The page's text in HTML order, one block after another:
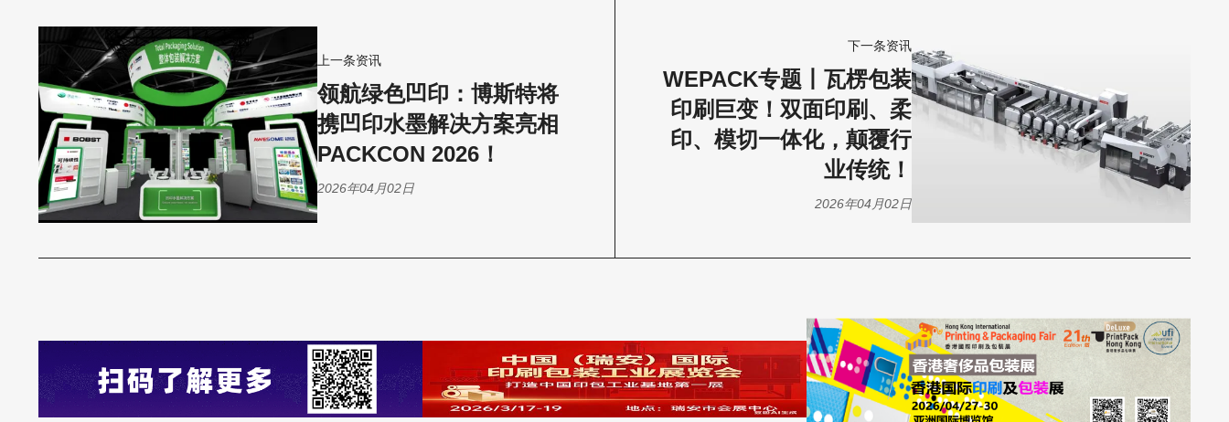
上一条资讯
领航绿色凹印：博斯特将
携凹印水墨解决方案亮相
PACKCON 2026！
2026年04月02日
下一条资讯
WEPACK专题丨瓦楞包装
印刷巨变！双面印刷、柔
印、模切一体化，颠覆行
业传统！
2026年04月02日